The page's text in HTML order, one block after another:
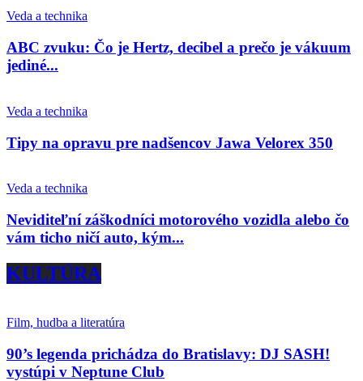
Veda a technika
ABC zvuku: Čo je Hertz, decibel a prečo je vákuum
jediné...
Veda a technika
Tipy na opravu pre nadšencov Jawa Velorex 350
Veda a technika
Neviditeľní záškodníci motorového vozidla alebo čo
vám ticho ničí auto, kým...
KULTÚRA
Film, hudba a literatúra
90’s legenda prichádza do Bratislavy: DJ SASH!
vystúpi v Neptune Club